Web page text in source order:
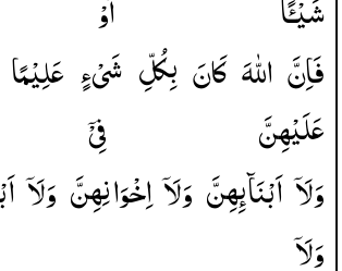
شَیْـًٔا
اَوْ
فَاِنَّ اللّٰهَ كَانَ بِكُلِّ شَیْءٍ عَلِیْمًا
عَلَیْهِنَّ
فِیْۤ
وَلَاۤاَبْنَآىِٕهِنَّ وَلَاۤاِخْوَانِهِنَّ وَلَاۤ
وَلَاۤ